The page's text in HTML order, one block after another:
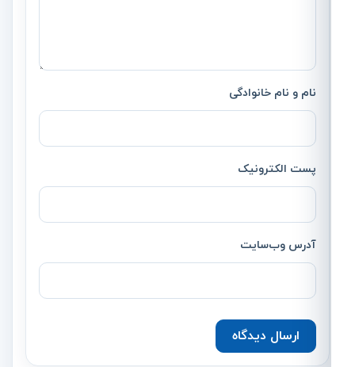
نام و نام خانوادگی
پست الکترونیک
آدرس وب‌سایت
ارسال دیدگاه